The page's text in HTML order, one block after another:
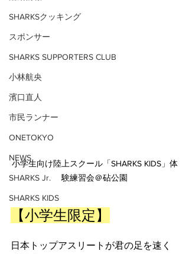
SHARKSクッキング
スポンサー
SHARKS SUPPORTERS CLUB
小林航央
濱口直人
市民ランナー
ONETOKYO
NEWS
SHARKS Jr.
SHARKS KIDS
小学生向け陸上スクール「SHARKS KIDS」体
験練習会＠砧公園
【小学生限定】
日本トップアスリートが君の足を速く